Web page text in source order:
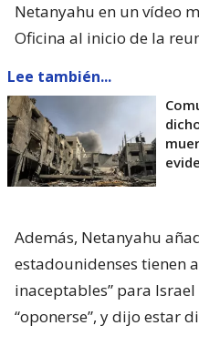
Netanyahu en un vídeo
Oficina al inicio de la
Lee también...
Además, Netanyahu
estadounidenses tienen
inaceptables” para
“oponerse”, y dijo estar